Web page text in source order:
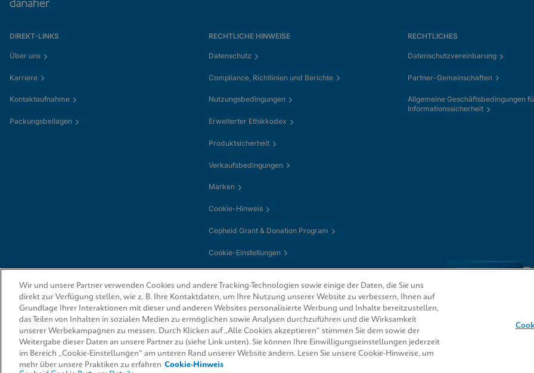
DIREKT-LINKS
Über uns
Karriere
Kontaktaufnahme
Packungsbeilagen
RECHTLICHE HINWEISE
Datenschutz
Compliance, Richtlinien und Berichte
Nutzungsbedingungen
Erweiterter Ethikkodex
Produktsicherheit
Verkaufsbedingungen
Marken
Cookie-Hinweis
Cepheid Grant & Donation Program
Cookie-Einstellungen
RECHTLICHES
Datenschutzvereinbarung
Partner-Gemeinschaften
Allgemeine Geschäftsbedingungen
Informationssicherheit
© 2026 Cepheid. Cepheid®, das Cepheid-Logo, GeneXpert®, Xpert® und I-CORE® sind Marken
von Cepheid, die in den USA und anderen Ländern eingetragen sind.
Wir und unsere Partner verwenden Cookies und andere Tracking-Technologien sowie einige der Daten, die Sie uns
direkt zur Verfügung stellen, wie z. B. Ihre Kontaktdaten, um Ihre Nutzung unserer Website zu verbessern, Ihnen auf
Grundlage Ihrer Interaktionen mit dieser und anderen Websites personalisierte Werbung und Inhalte bereitzustellen,
das Teilen von Inhalten in sozialen Medien zu ermöglichen sowie Analysen durchzuführen und die Wirksamkeit
unserer Werbekampagnen zu messen. Durch Klicken auf „Alle Cookies akzeptieren“ stimmen Sie dem sowie der
Weitergabe dieser Daten an unsere Partner zu (siehe Link unten). Sie können Ihre Einwilligungseinstellungen jederzeit
im Bereich „Cookie-Einstellungen“ am unteren Rand unserer Website ändern. Lesen Sie unsere Cookie-Hinweise, um
mehr über unsere Praktiken zu erfahren Cookie-Hinweis